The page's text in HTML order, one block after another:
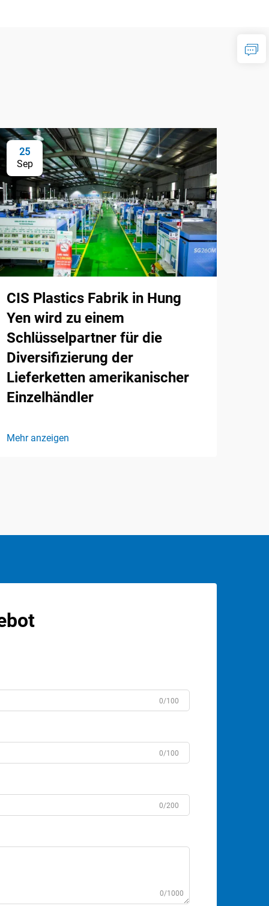
25
Sep
CIS Plastics Fabrik in Hung
Yen wird zu einem
Schlüsselpartner für die
Diversifizierung der
Lieferketten amerikanischer
Einzelhändler
Mehr anzeigen
0/100
0/100
0/200
0/1000